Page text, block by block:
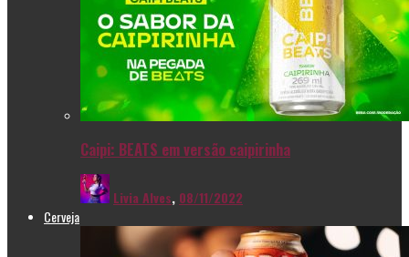
Caipi: BEATS em versão caipirinha
Livia Alves, 08/11/2022
Cerveja